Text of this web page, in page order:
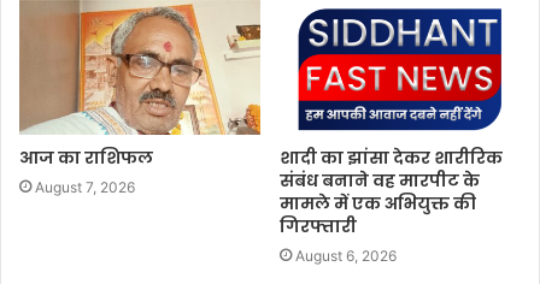
आज का राशिफल
August 7, 2026
शादी का झांसा देकर शारीरिक
संबंध बनाने वह मारपीट के
मामले में एक अभियुक्त की
गिरफ्तारी
August 6, 2026